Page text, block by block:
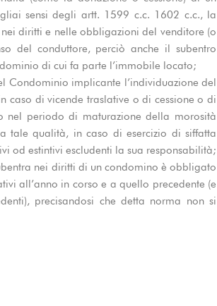
sensi degli artt. 1599 c.c. 1602 c.c., la
diritti e nelle obbligazioni del venditore (o
del conduttore, perciò anche il subentro
di cui fa parte l’immobile locato;
Condominio implicante l’individuazione del
di vicende traslative o di cessione o di
nel periodo di maturazione della morosità
tale qualità, in caso di esercizio di siffatta
od estintivi escludenti la sua responsabilità;
nei diritti di un condomino è obbligato
all’anno in corso e a quello precedente (e
precisandosi che detta norma non si